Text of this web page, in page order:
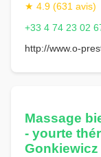
★ 4.9 (631 avis)
+33 4 74 23 02
http://www.o-
Massage
- yourte
Gonkiewicz